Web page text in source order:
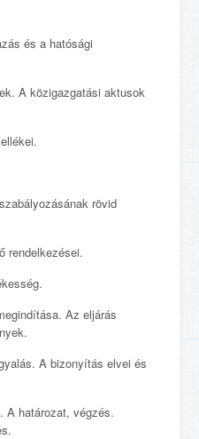
és a hatósági
A közigazgatási aktusok
rövid
rendelkezései.
Az eljárás
A bizonyítás elvei és
A határozat, végzés.